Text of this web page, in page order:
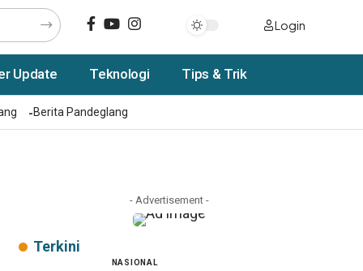
Login
Update Teknologi Tips & Trik
Berita Pandeglang
- Advertisement -
Terkini
NASIONAL